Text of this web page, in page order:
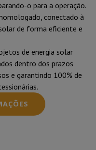
o para a operação.
conectado à
de forma eficiente e
de energia solar
dentro dos prazos
e garantindo 100% de